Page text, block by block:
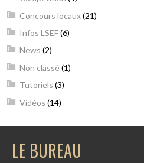
Concours locaux(21)
Infos LSEF(6)
News (2)
Non classé (1)
Tutoriels (3)
Vidéos (14)
LE BUREAU